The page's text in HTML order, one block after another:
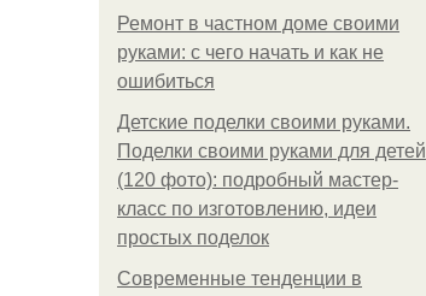
Ремонт в частном доме своими
руками: с чего начать и как не
ошибиться
Детские поделки своими руками.
Поделки своими руками для детей
(120 фото): подробный мастер-
класс по изготовлению, идеи
простых поделок
Современные тенденции в